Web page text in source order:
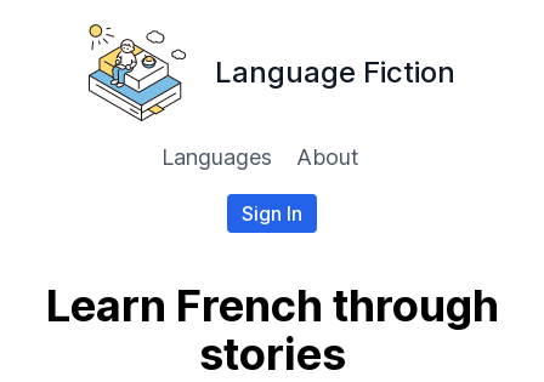
Language Fiction
Languages About
Sign In
Learn French through
stories